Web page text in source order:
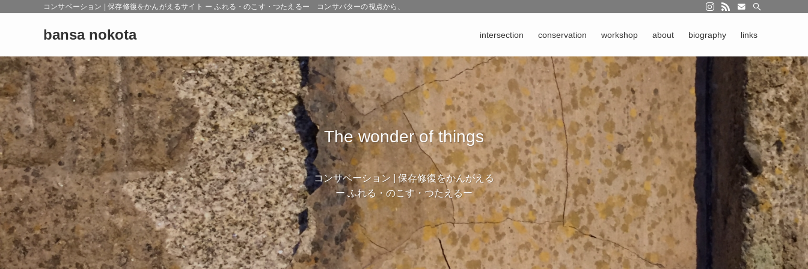
コンサベーション | 保存修復をかんがえるサイト ー ふれる・のこす・つたえるー コンサバターの視点から、 ものとの対話や、修復のなかで生まれる迷いや選択を 言葉にしています。 コンサベーションのおもしろさを伝えながら
bansa nokota intersection conservation workshop about biography links
The wonder of things
コンサベーション | 保存修復をかんがえる
ー ふれる・のこす・つたえるー